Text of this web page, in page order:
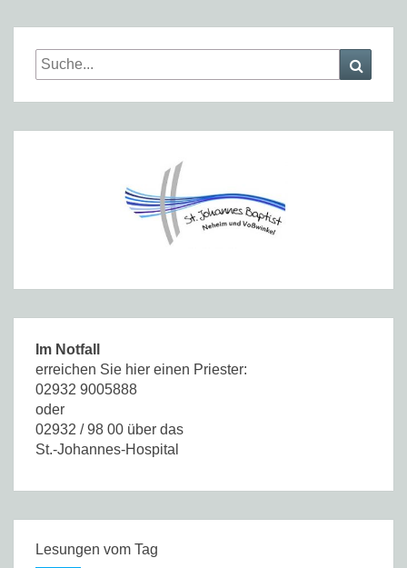
Search
for:
Im Notfall
erreichen Sie hier einen Priester:
02932 9005888
oder
02932 / 98 00 über das
St.-Johannes-Hospital
Lesungen vom Tag